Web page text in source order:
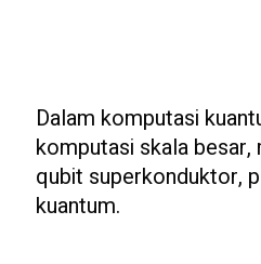
Dalam komputasi
komputasi skala
qubit superkonduktor,
kuantum.